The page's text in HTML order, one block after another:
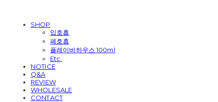
SHOP
입호흡
폐호흡
플레이버하우스 100ml
Etc.
NOTICE
Q&A
REVIEW
WHOLESALE
CONTACT